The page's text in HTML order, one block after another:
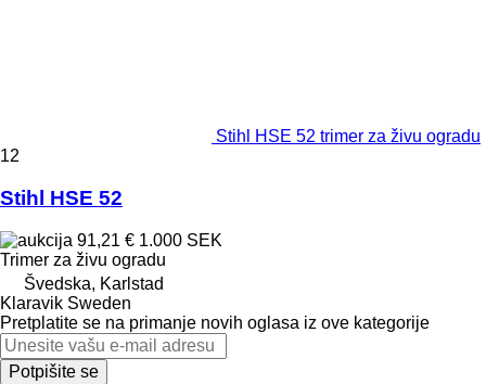
Stihl HSE 52 trimer za živu ogradu
12
Stihl HSE 52
91,21 € 1.000 SEK
Trimer za živu ogradu
Švedska, Karlstad
Klaravik Sweden
Pretplatite se na primanje novih oglasa iz ove kategorije
Potpišite se